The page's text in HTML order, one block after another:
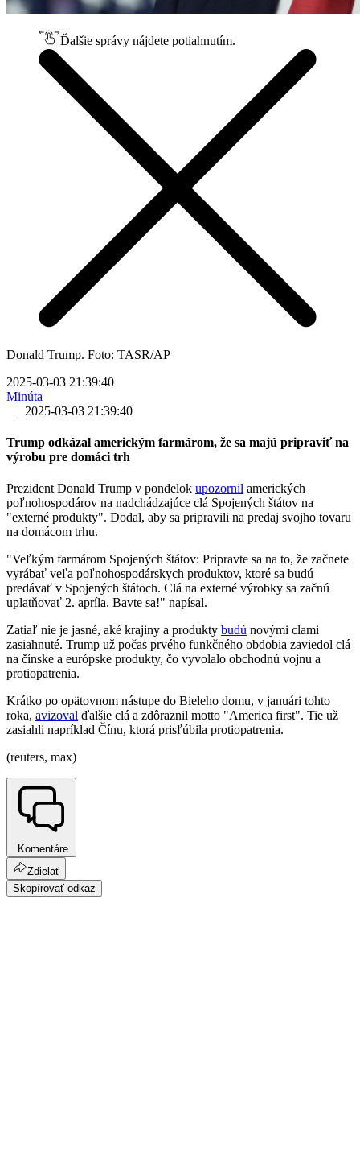
Ďalšie správy nájdete potiahnutím.
Donald Trump. Foto: TASR/AP
2025-03-03 21:39:40
Minúta
|
2025-03-03 21:39:40
Trump odkázal americkým farmárom, že sa majú pripraviť na
výrobu pre domáci trh
Prezident Donald Trump v pondelok upozornil amerických
poľnohospodárov na nadchádzajúce clá Spojených štátov na
"externé produkty". Dodal, aby sa pripravili na predaj svojho tovaru
na domácom trhu.
"Veľkým farmárom Spojených štátov: Pripravte sa na to, že začnete
vyrábať veľa poľnohospodárskych produktov, ktoré sa budú
predávať v Spojených štátoch. Clá na externé výrobky sa začnú
uplatňovať 2. apríla. Bavte sa!" napísal.
Zatiaľ nie je jasné, aké krajiny a produkty budú novými clami
zasiahnuté. Trump už počas prvého funkčného obdobia zaviedol clá
na čínske a európske produkty, čo vyvolalo obchodnú vojnu a
protiopatrenia.
Krátko po opätovnom nástupe do Bieleho domu, v januári tohto
roka, avizoval ďalšie clá a zdôraznil motto "America first". Tie už
zasiahli napríklad Čínu, ktorá prisľúbila protiopatrenia.
(reuters, max)
Komentáre
Zdielať
Skopírovať odkaz